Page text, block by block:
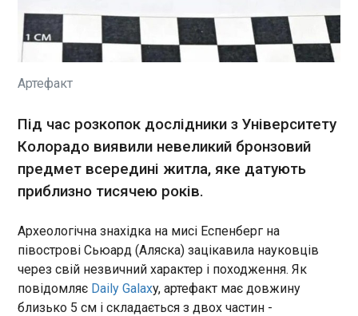
півострові Сьюард (Аляска) зацікавила
науковців через свій незвичний характер і
походження. Як повідомляє Daily Galax y,
складається з двох частин - прямокутного
ЧИТАТЬ
Горбатий кит побив світовий рекорд,
пропливши понад 15 000 км
22:48:56
Вчені зафіксували горбатого кита, який подолав
Америкою, встановивши новий рекорд
найдовшої міграції серед китів. Дослідження
вчених з Університету Гріффіта в Австралії
показало , що горбаті кити здатні здійснювати
неймовірно довгі міграції.
ЧИТАТЬ
Артефакт
Під час розкопок дослідники з Університету
Колорадо виявили невеликий бронзовий
предмет всередині житла, яке датують
приблизно тисячею років.
Археологічна знахідка на мисі Еспенберг на
півострові Сьюард (Аляска) зацікавила науковців
через свій незвичний характер і походження. Як
повідомляє Daily Galaxy, артефакт має довжину
близько 5 см і складається з двох частин -